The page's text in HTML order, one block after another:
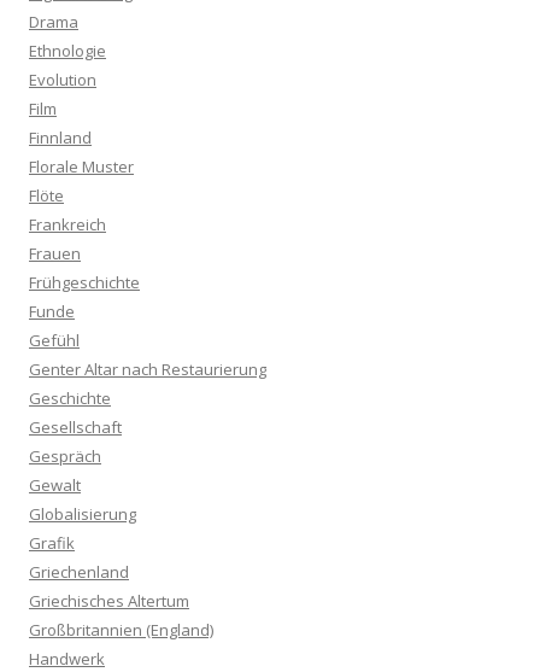
Drama
Ethnologie
Evolution
Film
Finnland
Florale Muster
Flöte
Frankreich
Frauen
Frühgeschichte
Funde
Gefühl
Genter Altar nach Restaurierung
Geschichte
Gesellschaft
Gespräch
Gewalt
Globalisierung
Grafik
Griechenland
Griechisches Altertum
Großbritannien (England)
Handwerk